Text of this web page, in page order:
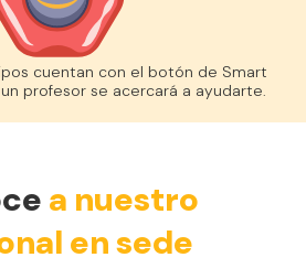
cuentan con el botón de Smart
profesor se acercará a ayudarte.
a nuestro
en sede